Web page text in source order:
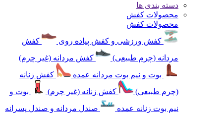
دسته بندی ها
محصولات کفش
محصولات کفش
کفش ورزشی و کفش پیاده روی
کفش
مردانه (چرم طبیعی)
کفش مردانه (غیر چرم)
بوت و نیم بوت مردانه عمده
کفش زنانه
(چرم طبیعی)
کفش زنانه (غیر چرم)
بوت و
نیم بوت زنانه عمده
صندل مردانه و صندل پسرانه